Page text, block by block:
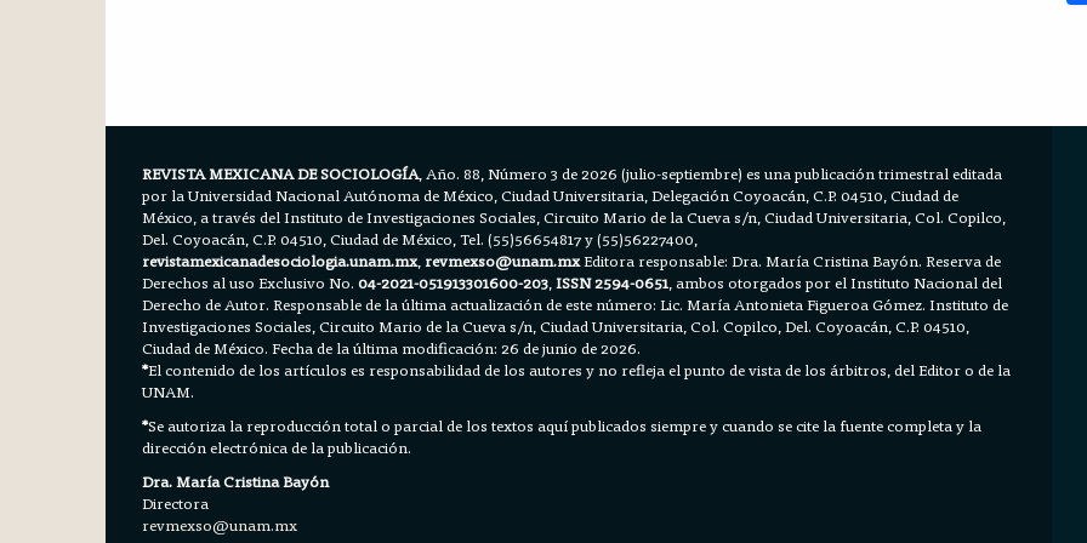
REVISTA MEXICANA DE SOCIOLOGÍA, Año. 88, Número 3 de 2026 (julio-septiembre) es una publicación trimestral editada
por la Universidad Nacional Autónoma de México, Ciudad Universitaria, Delegación Coyoacán, C.P. 04510, Ciudad de
México, a través del Instituto de Investigaciones Sociales, Circuito Mario de la Cueva s/n, Ciudad Universitaria, Col. Copilco,
Del. Coyoacán, C.P. 04510, Ciudad de México, Tel. (55)56654817 y (55)56227400,
revistamexicanadesociologia.unam.mx,revmexso@unam.mxEditora responsable: Dra. María Cristina Bayón. Reserva de
Derechos al uso Exclusivo No.04-2021-051913301600-203,ISSN 2594-0651, ambos otorgados por el Instituto Nacional del
Derecho de Autor. Responsable de la última actualización de este número: Lic. María Antonieta Figueroa Gómez. Instituto de
Investigaciones Sociales, Circuito Mario de la Cueva s/n, Ciudad Universitaria, Col. Copilco, Del. Coyoacán, C.P. 04510,
Ciudad de México. Fecha de la última modificación: 26 de junio de 2026.
*El contenido de los artículos es responsabilidad de los autores y no refleja el punto de vista de los árbitros, del Editor o de la
UNAM.
*Se autoriza la reproducción total o parcial de los textos aquí publicados siempre y cuando se cite la fuente completa y la
dirección electrónica de la publicación.
Dra. María Cristina Bayón
Directora
revmexso@unam.mx